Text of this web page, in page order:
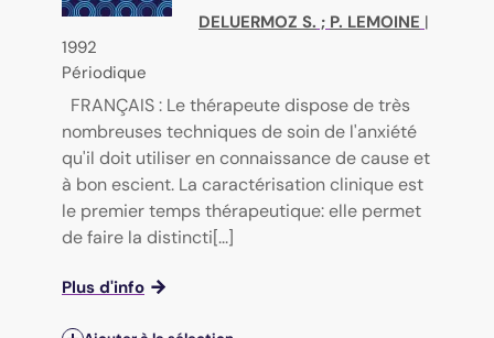
DELUERMOZ S. ; P. LEMOINE |
1992
Périodique
FRANÇAIS : Le thérapeute dispose de très
nombreuses techniques de soin de l'anxiété
qu'il doit utiliser en connaissance de cause et
à bon escient. La caractérisation clinique est
le premier temps thérapeutique: elle permet
de faire la distincti[...]
Plus d'info